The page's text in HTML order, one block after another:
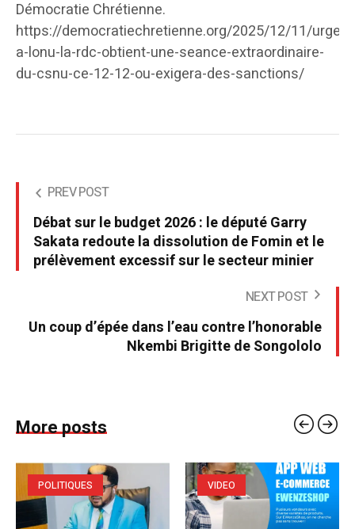
Démocratie Chrétienne.
https://democratiechretienne.org/2025/12/11/
a-lonu-la-rdc-obtient-une-seance-extraordinaire-
du-csnu-ce-12-12-ou-exigera-des-sanctions/
PREV POST
Débat sur le budget 2026 : le député Garry
Sakata redoute la dissolution de Fomin et le
prélèvement excessif sur le secteur minier
NEXT POST
Un coup d’épée dans l’eau contre l’honorable
Nkembi Brigitte de Songololo
More posts
POLITIQUES VIDEO